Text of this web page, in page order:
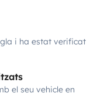
i ha estat verificat
el seu vehicle en